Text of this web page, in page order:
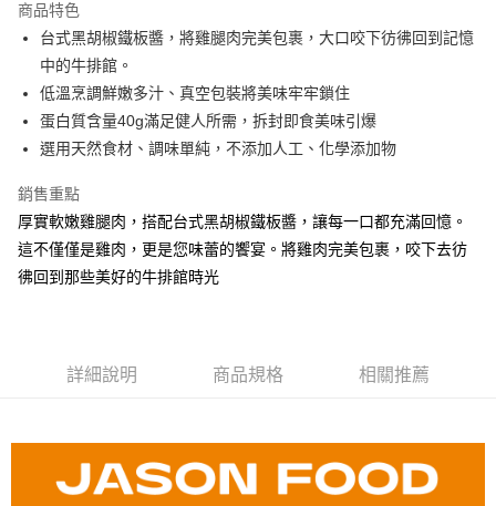
合作金庫商業銀行
華南商業銀行
彰化商業銀行
上海商業儲蓄銀行
國泰世華商業銀行
兆豐國際商業銀行
臺灣中小企業銀行
台中商業銀行
匯豐（台灣）商業銀行
華泰商業銀行
聯邦商業銀行
遠東國際商業銀行
元大商業銀行
台新國際商業銀行
中國信託商業銀行
台灣樂天信用卡公司
超商取貨付款
LINE Pay
Apple Pay
街口支付
悠遊付
全盈+PAY
大哥付你分期
2.付款方式選擇「大哥付你分期」，訂單成立後會自動跳轉到大哥付的交易
流程，驗證手機門號後，選擇欲分期的期數、繳款截止日，確認付款後即完
4.訂單成立30分鐘內，如未前往確認交易或遇審核未通過，訂單將自動取
消。如遇「轉專審核」未通過狀況，表示未達大哥付你分期系統評分，恕無
法說明評估內容。
相關說明
２．便利：只要手機號碼，簡訊認證，即可結帳。
３．安心：先確認商品／服務後，再付款。
運送方式
商品特色
台式黑胡椒鐵板醬，將雞腿肉完美包裹，大口咬下彷彿回到記憶
中的牛排館。
低溫烹調鮮嫩多汁、真空包裝將美味牢牢鎖住
蛋白質含量40g滿足健人所需，拆封即食美味引爆
選用天然食材、調味單純，不添加人工、化學添加物
銷售重點
厚實軟嫩雞腿肉，搭配台式黑胡椒鐵板醬，讓每一口都充滿回憶。
這不僅僅是雞肉，更是您味蕾的饗宴。將雞肉完美包裹，咬下去彷
彿回到那些美好的牛排館時光
詳細說明 商品規格 相關推薦